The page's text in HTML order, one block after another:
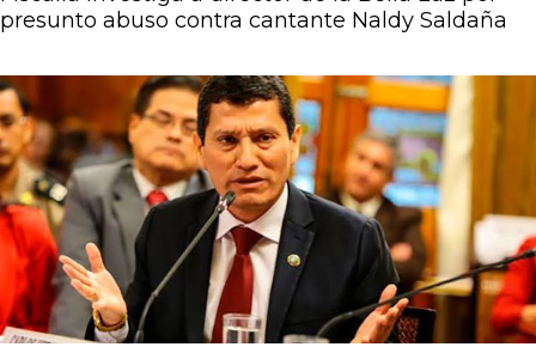
presunto abuso contra cantante Naldy Saldaña